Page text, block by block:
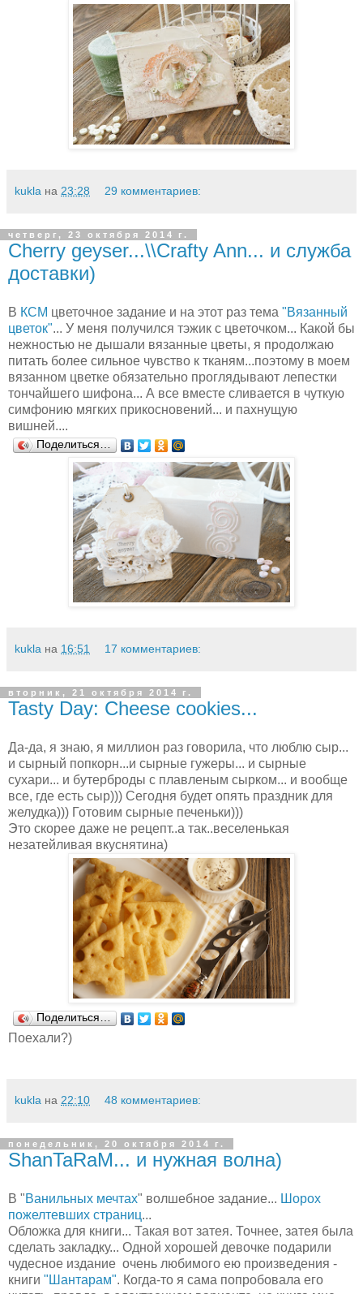
kukla на 23:28 29 комментариев:
четверг, 23 октября 2014 г.
Cherry geyser...\\Crafty Ann... и служба
доставки)
В КСМ цветочное задание и на этот раз тема "Вязанный
цветок"... У меня получился тэжик с цветочком... Какой бы
нежностью не дышали вязанные цветы, я продолжаю
питать более сильное чувство к тканям...поэтому в моем
вязанном цветке обязательно проглядывают лепестки
тончайшего шифона... А все вместе сливается в чуткую
симфонию мягких прикосновений... и пахнущую
вишней....
Поделиться…
kukla на 16:51 17 комментариев:
вторник, 21 октября 2014 г.
Tasty Day: Cheese cookies...
Да-да, я знаю, я миллион раз говорила, что люблю сыр...
и сырный попкорн...и сырные гужеры... и сырные
сухари... и бутерброды с плавленым сырком... и вообще
все, где есть сыр))) Сегодня будет опять праздник для
желудка))) Готовим сырные печеньки)))
Это скорее даже не рецепт..а так..веселенькая
незатейливая вкуснятина)
Поделиться…
Поехали?)
kukla на 22:10 48 комментариев:
понедельник, 20 октября 2014 г.
ShanTaRaM... и нужная волна)
В "Ванильных мечтах" волшебное задание... Шорох
пожелтевших страниц...
Обложка для книги... Такая вот затея. Точнее, затея была
сделать закладку... Одной хорошей девочке подарили
чудесное издание очень любимого ею произведения -
книги "Шантарам". Когда-то я сама попробовала его